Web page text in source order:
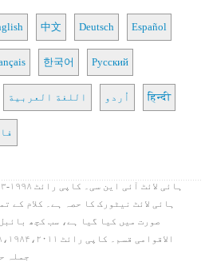
中文 Deutsch Español
한국어 Русский
اللغة العربية اُردو हिन्दी
ہائی لائٹ نیٹورک کا حصہ ہے۔ کلام کے
صورت میں کیا گیا ہے، سب کچھ
جملہ